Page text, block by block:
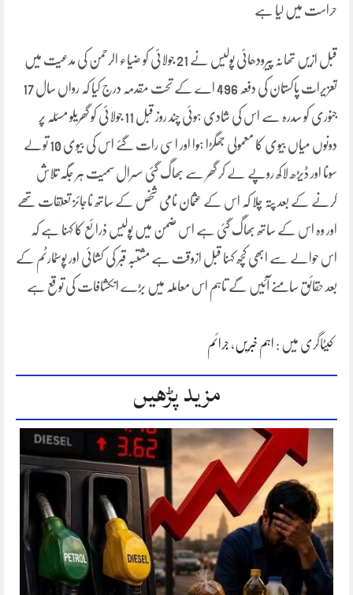
حراست میں لیا ہے
قبل ازیں تھانہ پیرودھائی پولیس نے 21 جولائی کو ضیاء الرحمن کی مدعیت میں
تعزیرات پاکستان کی دفعہ 496 اے کے تحت مقدمہ درج کیا کہ رواں سال 17
جنوری کو سدرہ سے اس کی شادی ہوئی چند روز قبل 11 جولائی کو گھریلو مسئلہ پر
دونوں میاں بیوی کا معمولی جھگڑا ہوا اور اسی رات گئے اس کی بیوی 10 تولے
سونا اور ڈیڑھ لاکھ روپے لے کر گھر سے بھاگ گئی سسرال سمیت ہر جگہ تلاش
کرنے کے بعد پتہ چلا کہ اس کے عثمان نامی شخص کے ساتھ ناجائز تعلقات تھے
اور وہ اس کے ساتھ بھاگ گئی ہے اس ضمن میں پولیس ذرائع کا کہنا ہے کہ
اس حوالے سے ابھی کچھ کہنا قبل ازوقت ہے مشتبہ قبر کی کشائی اور پوسٹمارٹم کے
بعد حقائق سامنے آئیں گے تاہم اس معاملہ میں بڑے انکشافات کی توقع ہے
کیٹاگری میں : اہم خبریں ، جرائم
مزید پڑھیں